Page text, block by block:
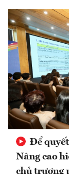
Để
Nâng cao
chủ trương